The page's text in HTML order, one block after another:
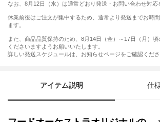
なお、8月12日（水）は通常どおり発送・お問い合わせ対応
休業前後はご注文が集中するため、通常より発送までお時
ます。
また、商品品質保持のため、8月14日（金）～17日（月）頃
くださいますようお願いいたします。
詳しい発送スケジュールは、お知らせページをご確認くださ
アイテム説明 仕